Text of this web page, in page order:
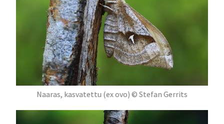
Naaras, kasvatettu (ex ovo) © Stefan Gerrits